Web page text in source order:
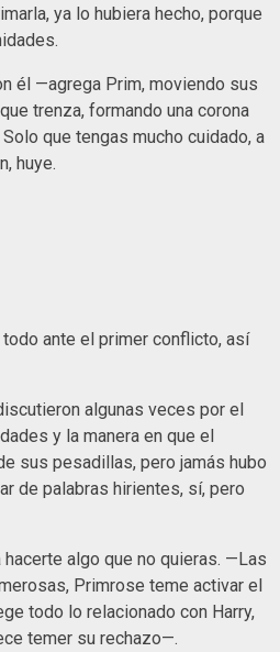
ya lo hubiera hecho, porque
él —agrega Prim, moviendo sus
trenza, formando una corona
que tengas mucho cuidado, a
huye.
ante el primer conflicto, así
algunas veces por el
y la manera en que el
sus pesadillas, pero jamás hubo
de palabras hirientes, sí, pero
algo que no quieras. —Las
Primrose teme activar el
todo lo relacionado con Harry,
temer su rechazo—.